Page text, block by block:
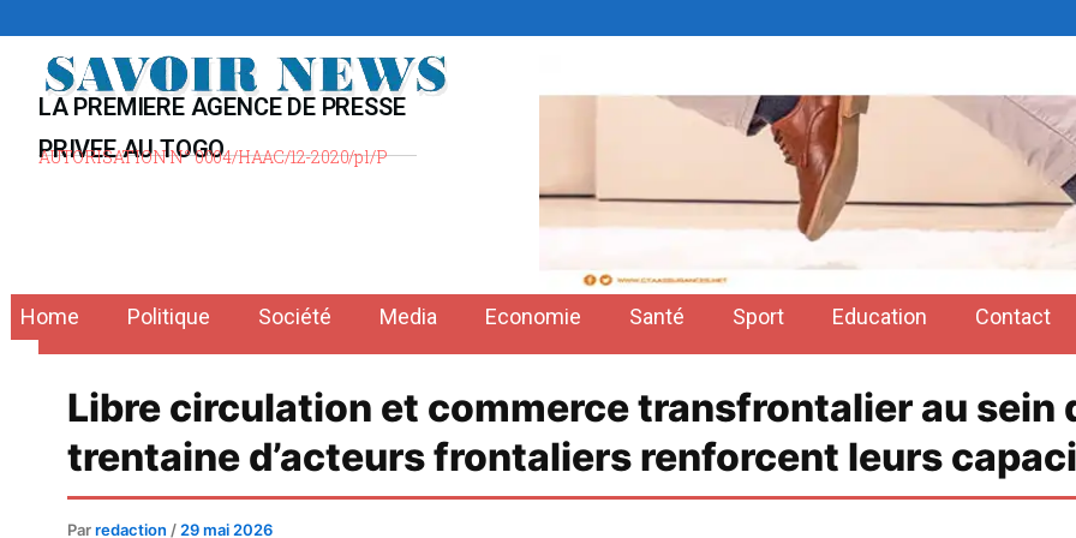
contenu
LA PREMIERE AGENCE DE PRESSE
PRIVEE AU TOGO
AUTORISATION N° 0004/HAAC/12-2020/pl/P
Home Politique Société Media Economie Santé Sport Education Contact
Libre circulation et commerce transfrontalier au sein
trentaine d’acteurs frontaliers renforcent leurs
Parredaction / 29 mai 2026